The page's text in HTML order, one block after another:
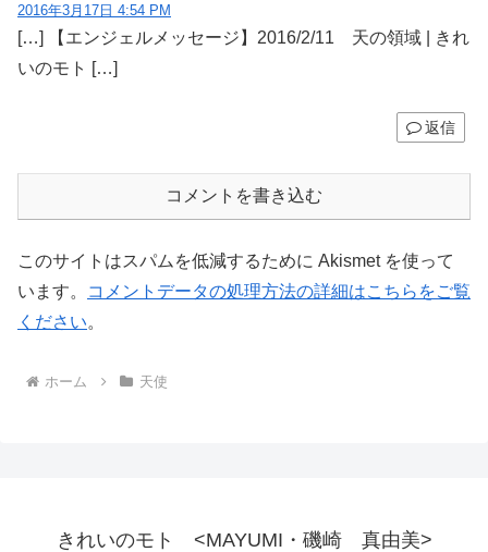
2016年3月17日 4:54 PM
[…] 【エンジェルメッセージ】2016/2/11 天の領域 | きれ
いのモト […]
返信
コメントを書き込む
このサイトはスパムを低減するために Akismet を使って
います。
コメントデータの処理方法の詳細はこちらをご覧
ください。
ホーム 天使
きれいのモト <MAYUMI・磯崎 真由美>